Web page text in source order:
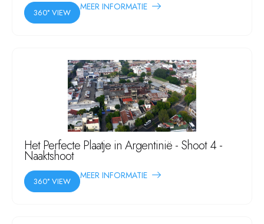
360° VIEW
MEER INFORMATIE
Het Perfecte Plaatje in Argentinië - Shoot 4 -
Naaktshoot
360° VIEW
MEER INFORMATIE